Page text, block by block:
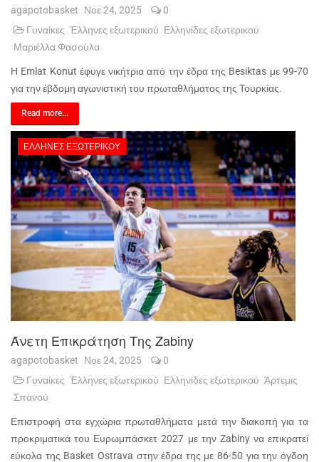
agapotobasket Νοε 24, 2025
0
Γυναίκες Έλληνες εξωτερικού Ελληνίδες εξωτερικού
Μαριέλλα Φασούλα
Η Emlat Konut έφυγε νικήτρια από την έδρα της Besiktas με 99-70
για την έβδομη αγωνιστική του πρωταθλήματος της Τουρκίας.
Read more...
ΈΛΛΗΝΕΣ ΕΞΩΤΕΡΙΚΟΎ
Άνετη Επικράτηση Της Zabiny
agapotobasket Νοε 24, 2025
0
Γυναίκες Έλληνες εξωτερικού Ελληνίδες εξωτερικού Άρτεμις
Σπανού
Επιστροφή στα εγχώρια πρωταθλήματα μετά την διακοπή για τα
προκριματικά του Ευρωμπάσκετ 2027 με την Zabiny να επικρατεί
εύκολα της Basket Ostrava στην έδρα της με 86-50 για την όγδοη